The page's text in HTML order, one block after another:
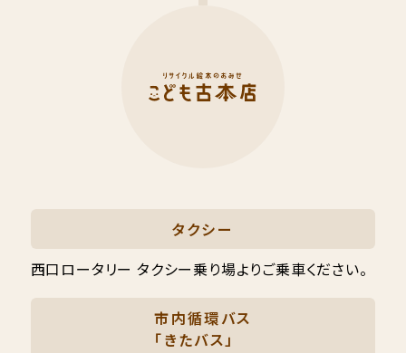
タクシー
西口ロータリー タクシー乗り場よりご乗車ください。
市内循環バス
「きたバス」